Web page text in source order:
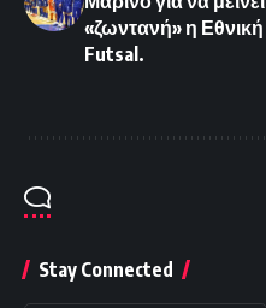
«ζωντανή» η Εθνική
Futsal.
Stay Connected